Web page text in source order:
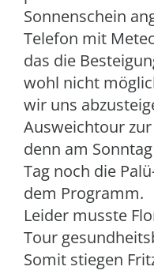
Sonnenschein
Telefon mit
das die
wohl nicht
wir uns
Ausweichtour
denn am
Tag noch die
dem Programm.
Leider musste
Tour
Somit stiegen